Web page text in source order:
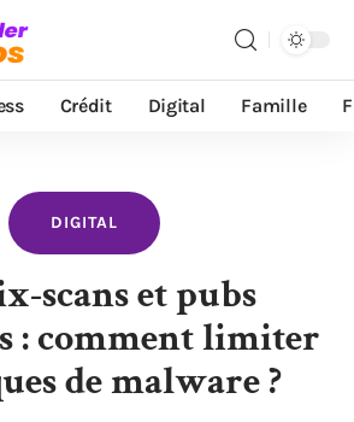
Crédit Digital Famille
DIGITAL
scans et pubs
: comment limiter
de malware ?